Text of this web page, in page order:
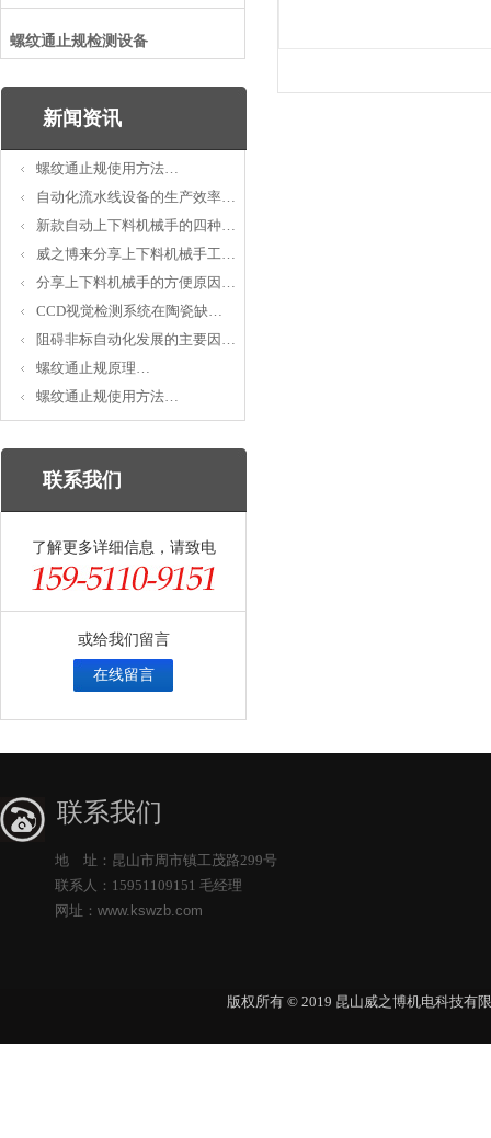
螺纹通止规检测设备
新闻资讯
螺纹通止规使用方法…
自动化流水线设备的生产效率…
新款自动上下料机械手的四种…
威之博来分享上下料机械手工…
分享上下料机械手的方便原因…
CCD视觉检测系统在陶瓷缺…
阻碍非标自动化发展的主要因…
螺纹通止规原理…
螺纹通止规使用方法…
联系我们
了解更多详细信息，请致电
或给我们留言
在线留言
联系我们
地 址：昆山市周市镇工茂路299号
联系人：15951109151 毛经理
网址： www.kswzb.com
版权所有 © 2019 昆山威之博机电科技